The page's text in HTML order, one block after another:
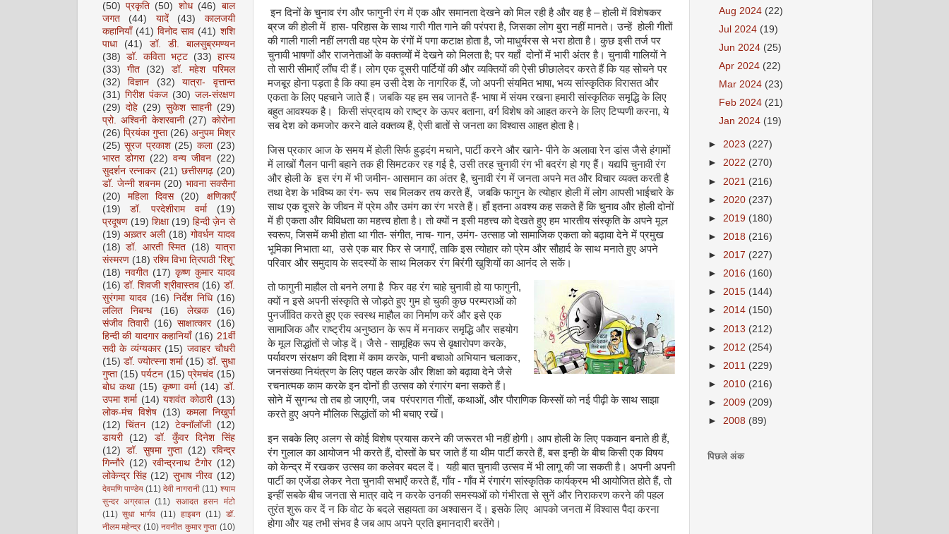
इन दिनों के चुनाव रंग और फागुनी रंग में एक और समानता देखने को मिल रही है और वह है – होली में विशेषकर
ब्रज की होली में हास- परिहास के साथ गारी गीत गाने की परंपरा है, जिसका लोग बुरा नहीं मानते। उन्हें होली गीतों
की गाली गाली नहीं लगती वह प्रेम के रंगों में पगा कटाक्ष होता है, जो माधुर्यरस से भरा होता है। कुछ इसी तर्ज पर
चुनावी भाषणों और राजनेताओं के वक्तव्यों में देखने को मिलता है; पर यहाँ दोनों में भारी अंतर है। चुनावी गालियों ने
तो सारी सीमाएँ लाँघ दी हैं। लोग एक दूसरी पार्टियों की और व्यक्तियों की ऐसी छीछालेदर करते हैं कि यह सोचने पर
मजबूर होना पड़ता है कि क्या हम उसी देश के नागरिक हैं, जो अपनी संयमित भाषा, भव्य सांस्कृतिक विरासत और
एकता के लिए पहचाने जाते हैं। जबकि यह हम सब जानते हैं- भाषा में संयम रखना हमारी सांस्कृतिक समृद्धि के लिए
बहुत आवश्यक है। किसी संप्रदाय को राष्ट्र के ऊपर बताना, वर्ग विशेष को आहत करने के लिए टिप्पणी करना, ये
सब देश को कमजोर करने वाले वक्तव्य हैं, ऐसी बातों से जनता का विश्वास आहत होता है।
जिस प्रकार आज के समय में होली सिर्फ हुड़दंग मचाने, पार्टी करने और खाने- पीने के अलावा रेन डांस जैसे हंगामों
में लाखों गैलन पानी बहाने तक ही सिमटकर रह गई है, उसी तरह चुनावी रंग भी बदरंग हो गए हैं। यद्यपि चुनावी रंग
और होली के इस रंग में भी जमीन- आसमान का अंतर है, चुनावी रंग में जनता अपने मत और विचार व्यक्त करती है
तथा देश के भविष्य का रंग- रूप सब मिलकर तय करते हैं, जबकि फागुन के त्योहार होली में लोग आपसी भाईचारे के
साथ एक दूसरे के जीवन में प्रेम और उमंग का रंग भरते हैं। हाँ इतना अवश्य कह सकते हैं कि चुनाव और होली दोनों
में ही एकता और विविधता का महत्त्व होता है। तो क्यों न इसी महत्त्व को देखते हुए हम भारतीय संस्कृति के अपने मूल
स्वरूप, जिसमें कभी होता था गीत- संगीत, नाच- गान, उमंग- उत्साह जो सामाजिक एकता को बढ़ावा देने में प्रमुख
भूमिका निभाता था, उसे एक बार फिर से जगाएँ, ताकि इस त्योहार को प्रेम और सौहार्द के साथ मनाते हुए अपने
परिवार और समुदाय के सदस्यों के साथ मिलकर रंग बिरंगी खुशियों का आनंद ले सकें।
तो फागुनी माहौल तो बनने लगा है फिर वह रंग चाहे चुनावी हो या फागुनी,
क्यों न इसे अपनी संस्कृति से जोड़ते हुए गुम हो चुकी कुछ परम्पराओं को
पुनर्जीवित करते हुए एक स्वस्थ माहौल का निर्माण करें और इसे एक
सामाजिक और राष्ट्रीय अनुष्ठान के रूप में मनाकर समृद्धि और सहयोग
के मूल सिद्धांतों से जोड़ दें। जैसे - सामूहिक रूप से वृक्षारोपण करके,
पर्यावरण संरक्षण की दिशा में काम करके, पानी बचाओ अभियान चलाकर,
जनसंख्या नियंत्रण के लिए पहल करके और शिक्षा को बढ़ावा देने जैसे
रचनात्मक काम करके इन दोनों ही उत्सव को रंगारंग बना सकते हैं।
सोने में सुगन्ध तो तब हो जाएगी, जब परंपरागत गीतों, कथाओं, और पौराणिक किस्सों को नई पीढ़ी के साथ साझा
करते हुए अपने मौलिक सिद्धांतों को भी बचाए रखें।
इन सबके लिए अलग से कोई विशेष प्रयास करने की जरूरत भी नहीं होगी। आप होली के लिए पकवान बनाते ही हैं,
रंग गुलाल का आयोजन भी करते हैं, दोस्तों के घर जाते हैं या थीम पार्टी करते हैं, बस इन्ही के बीच किसी एक विषय
को केन्द्र में रखकर उत्सव का कलेवर बदल दें। यही बात चुनावी उत्सव में भी लागू की जा सकती है। अपनी अपनी
पार्टी का एजेंडा लेकर नेता चुनावी सभाएँ करते हैं, गाँव - गाँव में रंगारंग सांस्कृतिक कार्यक्रम भी आयोजित होते हैं, तो
इन्हीं सबके बीच जनता से मात्र वादे न करके उनकी समस्यओं को गंभीरता से सुनें और निराकरण करने की पहल
तुरंत शुरू कर दें न कि वोट के बदले सहायता का अश्वासन दें। इसके लिए आपको जनता में विश्वास पैदा करना
होगा और यह तभी संभव है जब आप अपने प्रति इमानदारी बरतेंगे।
(50) प्रकृति (50) शोध (46) बाल
जगत
(44) यादें (43)
कालजयी
कहानियाँ (41) विनोद साव (41) शशि
पाधा
(41)
डॉ. डी. बालसुब्रमण्यन
(38) डॉ. कविता भट्ट (33) हास्य
(33)
गीत (32)
डॉ. महेश परिमल
(32)
विज्ञान (32)
यात्रा- वृत्तान्त
(31) गिरीश पंकज (30) जल-संरक्षण
(29) दोहे (29) सुकेश साहनी (29)
प्रो. अश्विनी केशरवानी (27) कोरोना
(26) प्रियंका गुप्ता (26) अनुपम मिश्र
(25) सूरज प्रकाश (25) कला (23)
भारत डोगरा (22) वन्य जीवन (22)
सुदर्शन रत्नाकर (21) छत्तीसगढ़ (20)
डॉ. जेन्नी शबनम (20) भावना सक्सैना
(20)
महिला दिवस (20)
क्षणिकाएँ
(19)
डॉ. परदेशीराम वर्मा
(19)
प्रदूषण (19) शिक्षा (19) हिन्दी ज़ेन से
(19) अख़्तर अली (18) गोवर्धन यादव
(18) डॉ. आरती स्मित (18) यात्रा
संस्मरण (18) रश्मि विभा त्रिपाठी 'रिशू'
(18) नवगीत (17) कृष्ण कुमार यादव
(16) डॉ. शिवजी श्रीवास्तव (16) डॉ.
सुरंगमा यादव (16) निर्देश निधि (16)
ललित निबन्ध
(16) लेखक
(16)
संजीव तिवारी (16) साक्षात्कार (16)
हिन्दी की यादगार कहानियाँ (16) 21वीं
सदी के व्यंग्यकार (15) जवाहर चौधरी
(15) डॉ. ज्योत्स्ना शर्मा (15) डॉ. सुधा
गुप्ता (15) पर्यटन (15) प्रेमचंद (15)
बोध कथा (15) कृष्णा वर्मा (14) डॉ.
उपमा शर्मा (14) यशवंत कोठारी (13)
लोक-मंच विशेष
(13) कमला निखुर्पा
(12) चिंतन (12) टेक्नॉलॉजी
(12)
डायरी
(12)
डॉ. कुँवर दिनेश सिंह
(12) डॉ. सुषमा गुप्ता (12) रविन्द्र
गिन्नौरे (12) रवीन्द्रनाथ टैगोर (12)
लोकेन्द्र सिंह (12) सुभाष नीरव (12)
देवमणि पाण्डेय (11) देवी नागरानी (11) श्याम
सुन्दर अग्रवाल (11) सआदत हसन मंटो
(11) सुधा भार्गव (11) हाइबन (11) डॉ.
नीलम महेन्द्र (10) नवनीत कुमार गुप्ता (10)
Aug 2024 (22)
Jul 2024 (19)
Jun 2024 (25)
Apr 2024 (22)
Mar 2024 (23)
Feb 2024 (21)
Jan 2024 (19)
► 2023 (227)
► 2022 (270)
► 2021 (216)
► 2020 (237)
► 2019 (180)
► 2018 (216)
► 2017 (227)
► 2016 (160)
► 2015 (144)
► 2014 (150)
► 2013 (212)
► 2012 (254)
► 2011 (229)
► 2010 (216)
► 2009 (209)
► 2008 (89)
पिछले अंक